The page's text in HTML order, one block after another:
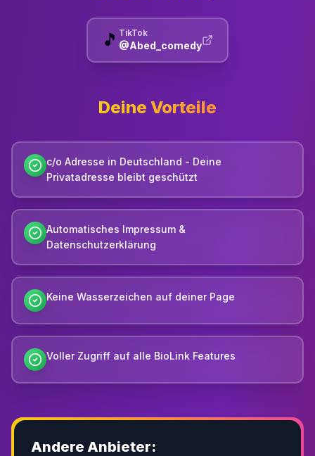
🎵 TikTok
@Abed_comedy
Deine Vorteile
c/o Adresse in Deutschland - Deine
Privatadresse bleibt geschützt
Automatisches Impressum &
Datenschutzerklärung
Keine Wasserzeichen auf deiner Page
Voller Zugriff auf alle BioLink Features
Andere Anbieter: